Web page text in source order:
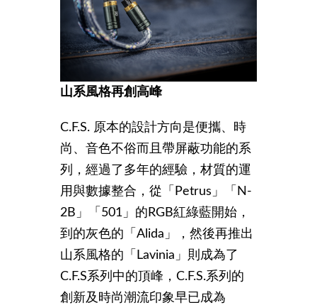
山系風格再創高峰
C.F.S. 原本的設計方向是便攜、時
尚、音色不俗而且帶屏蔽功能的系
列，經過了多年的經驗，材質的運
用與數據整合，從「Petrus」「N-
2B」「501」的RGB紅綠藍開始，
到的灰色的「Alida」，然後再推出
山系風格的「Lavinia」則成為了
C.F.S系列中的頂峰，C.F.S.系列的
創新及時尚潮流印象早已成為